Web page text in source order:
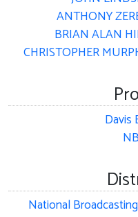
ANTHONY
BRIAN ALAN
CHRISTOPHER
Davis
National